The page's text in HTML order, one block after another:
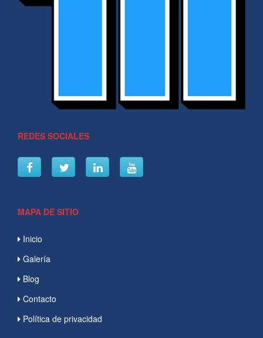
REDES SOCIALES
MAPA DE SITIO
Inicio
Galería
Blog
Contacto
Política de privacidad